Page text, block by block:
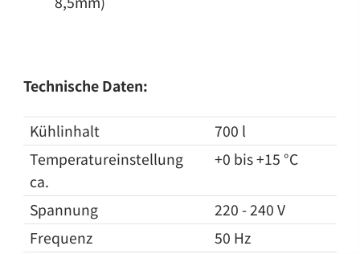
Technische Daten:
Kühlinhalt
700 l
Temperatureinstellung
ca.
+0 bis +15 °C
Spannung
220 - 240 V
Frequenz
50 Hz